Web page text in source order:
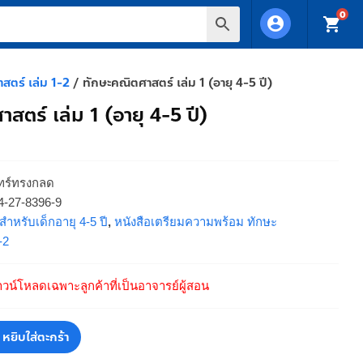
account_circle shopping_cart0
ตร์ เล่ม 1-2/ ทักษะคณิตศาสตร์ เล่ม 1 (อายุ 4-5 ปี)
ตร์ เล่ม 1 (อายุ 4-5 ปี)
ร์ทรงกลด
27-8396-9
สำหรับเด็กอายุ 4-5 ปี,หนังสือเตรียมความพร้อม ทักษะ
น์โหลดเฉพาะลูกค้าที่เป็นอาจารย์ผู้สอน
หยิบใส่ตะกร้า